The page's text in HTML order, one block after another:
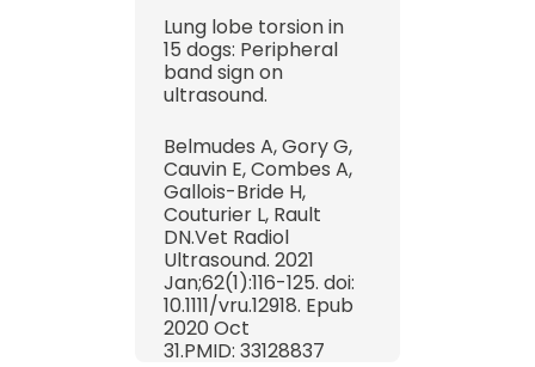
Lung lobe torsion in
15 dogs: Peripheral
band sign on
ultrasound.
Belmudes A, Gory G,
Cauvin E, Combes A,
Gallois-Bride H,
Couturier L, Rault
DN.Vet Radiol
Ultrasound. 2021
Jan;62(1):116-125. doi:
10.1111/vru.12918. Epub
2020 Oct
31.PMID: 33128837